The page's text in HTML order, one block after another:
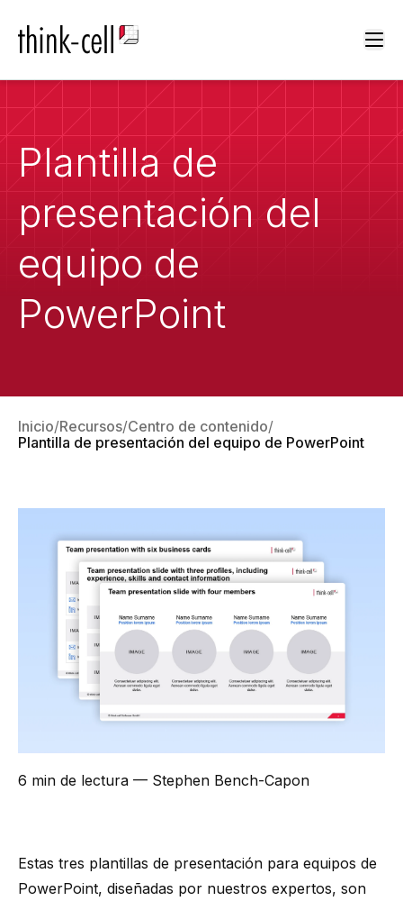
Plantilla de
presentación del
equipo de
PowerPoint
Inicio Recursos Centro de contenido
Plantilla de presentación del equipo de PowerPoint
6 min de lectura — Stephen Bench-Capon
Estas tres plantillas de presentación para equipos de
PowerPoint, diseñadas por nuestros expertos, son